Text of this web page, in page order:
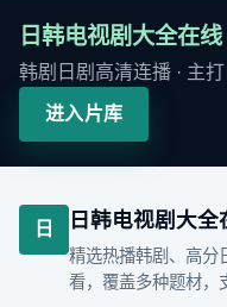
日韩电视剧大全在线
韩剧日剧高清连播 · 主打
进入片库
日 日韩电视剧大全
精选热播韩剧、高分
看，覆盖多种题材，